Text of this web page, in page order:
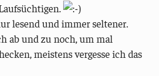
lesend und immer seltener.
ab und zu noch, um mal
meistens vergesse ich das